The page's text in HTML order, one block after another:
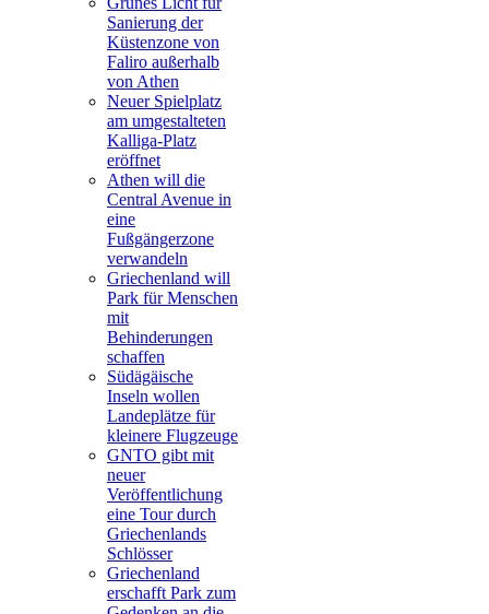
Sanierung der
Küstenzone von
Faliro außerhalb
von Athen
Neuer Spielplatz
am umgestalteten
Kalliga-Platz
eröffnet
Athen will die
Central Avenue in
eine
Fußgängerzone
verwandeln
Griechenland will
Park für Menschen
mit
Behinderungen
schaffen
Südägäische
Inseln wollen
Landeplätze für
kleinere Flugzeuge
GNTO gibt mit
neuer
Veröffentlichung
eine Tour durch
Griechenlands
Schlösser
Griechenland
erschafft Park zum